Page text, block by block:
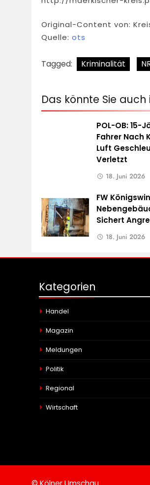
Original-Content von:
Quelle: ots
Tagged: Kriminalität
Das könnte Sie auch
POL-OB: 15-
Fahrer Nach
Luft
Verletzt
18. Juni 2026
FW
Sichert
18. Juni 2026
Kategorien
Handel
Magazin
Meldungen
Politik
Regional
Wirtschaft